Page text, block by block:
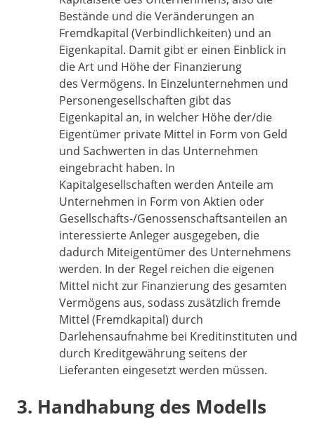
Bestände und die Veränderungen an
Fremdkapital (Verbindlichkeiten) und an
Eigenkapital. Damit gibt er einen Einblick in
die Art und Höhe der Finanzierung
des Vermögens. In Einzelunternehmen und
Personengesellschaften gibt das
Eigenkapital an, in welcher Höhe der/die
Eigentümer private Mittel in Form von Geld
und Sachwerten in das Unternehmen
eingebracht haben. In
Kapitalgesellschaften werden Anteile am
Unternehmen in Form von Aktien oder
Gesellschafts-/Genossenschaftsanteilen an
interessierte Anleger ausgegeben, die
dadurch Miteigentümer des Unternehmens
werden. In der Regel reichen die eigenen
Mittel nicht zur Finanzierung des gesamten
Vermögens aus, sodass zusätzlich fremde
Mittel (Fremdkapital) durch
Darlehensaufnahme bei Kreditinstituten und
durch Kreditgewährung seitens der
Lieferanten eingesetzt werden müssen.
3. Handhabung des Modells